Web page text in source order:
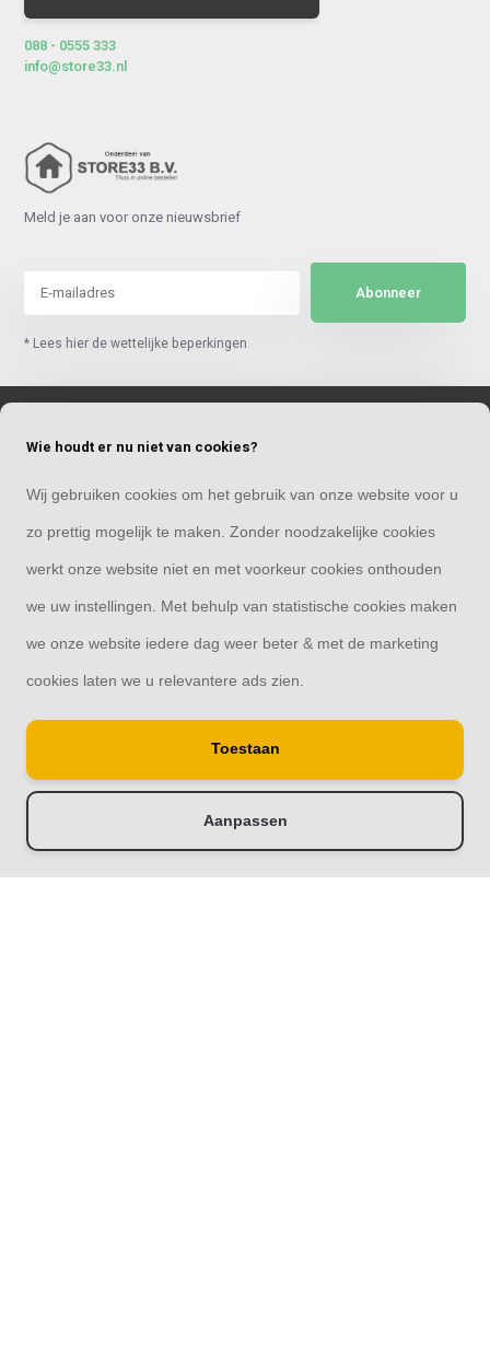
088 - 0555 333
info@store33.nl
Meld je aan voor onze nieuwsbrief
Abonneer
* Lees hier de wettelijke beperkingen
Mijn account
Categorieën
© Copyright 2026
Wie houdt er nu niet van cookies?
Wij gebruiken cookies om het gebruik van onze website voor u
zo prettig mogelijk te maken. Zonder noodzakelijke cookies
werkt onze website niet en met voorkeur cookies onthouden
we uw instellingen. Met behulp van statistische cookies maken
we onze website iedere dag weer beter & met de marketing
cookies laten we u relevantere ads zien.
Toestaan
Aanpassen